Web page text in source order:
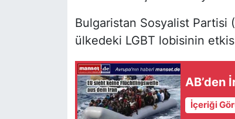
Bulgaristan Sosyalist Partisi
ülkedeki LGBT lobisinin
AB’den
İçeriği